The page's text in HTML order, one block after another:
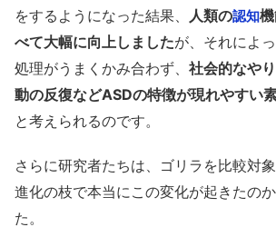
をするようになった結果、 人類の認知
べて大幅に向上しましたが、それによ
処理がうまくかみ合わず、 社会的なや
動の反復などASDの特徴が現れやすい
と考えられるのです。
さらに研究者たちは、ゴリラを比較対
進化の枝で本当にこの変化が起きたの
た。